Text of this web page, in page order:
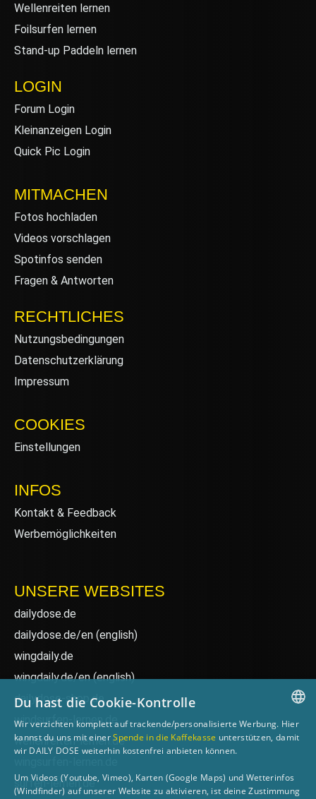
Wellenreiten lernen
Foilsurfen lernen
Stand-up Paddeln lernen
LOGIN
Forum Login
Kleinanzeigen Login
Quick Pic Login
MITMACHEN
Fotos hochladen
Videos vorschlagen
Spotinfos senden
Fragen & Antworten
RECHTLICHES
Nutzungsbedingungen
Datenschutzerklärung
Impressum
COOKIES
Einstellungen
INFOS
Kontakt & Feedback
Werbemöglichkeiten
UNSERE WEBSITES
dailydose.de
dailydose.de/en (english)
wingdaily.de
wingdaily.de/en(english)
dailydose-shop.de
windsurfen-lernen.de
wellenreiten-lernen.de
surfen-lernen.de
GERMAN
Du hast die Cookie-Kontrolle
Wir verzichten komplett auf trackende/personalisierte Werbung. Hier
kannst du uns mit einerSpende in die Kaffekasse unterstützen, damit
wir DAILY DOSE weiterhin kostenfrei anbieten können.
Um Videos (Youtube, Vimeo), Karten (Google Maps) und Wetterinfos
(Windfinder) auf unserer Website zu aktivieren, ist deine Zustimmung